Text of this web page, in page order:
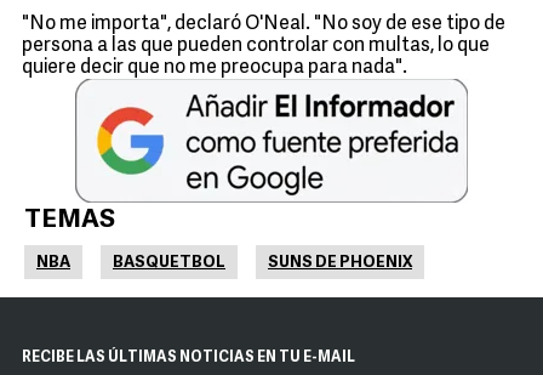
"No me importa", declaró O'Neal. "No soy de ese tipo de
persona a las que pueden controlar con multas, lo que
quiere decir que no me preocupa para nada".
TEMAS
NBA BASQUETBOL SUNS DE PHOENIX
RECIBE LAS ÚLTIMAS NOTICIAS EN TU E-MAIL